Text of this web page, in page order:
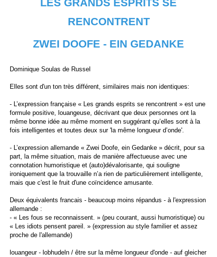
LES GRANDS ESPRITS SE
RENCONTRENT
ZWEI DOOFE - EIN GEDANKE
Dominique Soulas de Russel
Elles sont d'un ton très différent, similaires mais non identiques:
- L’expression française « Les grands esprits se rencontrent » est une
formule positive, louangeuse, décrivant que deux personnes ont la
même bonne idée au même moment en suggérant qu’elles sont à la
fois intelligentes et toutes deux sur 'la même longueur d’onde'.
- L’expression allemande « Zwei Doofe, ein Gedanke » décrit, pour sa
part, la même situation, mais de manière affectueuse avec une
connotation humoristique et (auto)dévalorisante, qui souligne
ironiquement que la trouvaille n’a rien de particulièrement intelligente,
mais que c'est le fruit d'une coïncidence amusante.
Deux équivalents francais - beaucoup moins répandus - à l'expression
allemande :
- « Les fous se reconnaissent. » (peu courant, aussi humoristique) ou
« Les idiots pensent pareil. » (expression au style familier et assez
proche de l'allemande)
louangeur - lobhudeln / être sur la même longueur d'onde - auf gleicher